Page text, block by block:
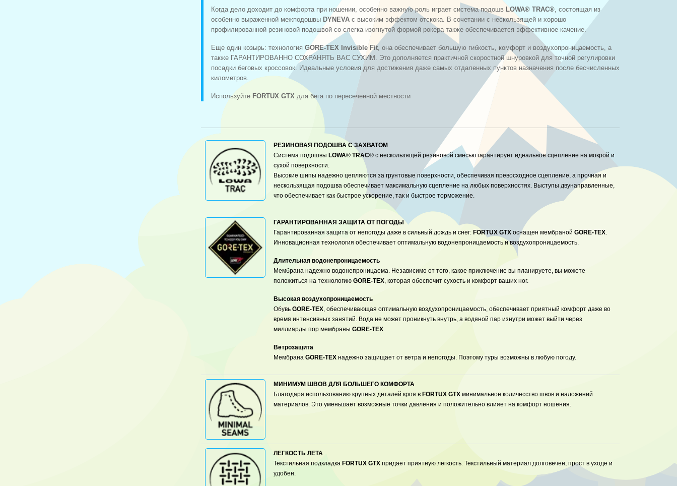
Когда дело доходит до комфорта при ношении, особенно важную роль играет система подошв LOWA® TRAC® , состоящая из
особенно выраженной межподошвы DYNEVA с высоким эффектом отскока. В сочетании с нескользящей и хорошо
профилированной резиновой подошвой со слегка изогнутой формой рокера также обеспечивается эффективное качение.
Еще один козырь: технология GORE-TEX Invisible Fit , она обеспечивает большую гибкость, комфорт и воздухопроницаемость, а
также ГАРАНТИРОВАННО СОХРАНЯТЬ ВАС СУХИМ. Это дополняется практичной скоростной шнуровкой для точной регулировки
посадки беговых кроссовок. Идеальные условия для достижения даже самых отдаленных пунктов назначения после бесчисленных
километров.
Используйте FORTUX GTX для бега по пересеченной местности
РЕЗИНОВАЯ ПОДОШВА С ЗАХВАТОМ
Система подошвы LOWA® TRAC® с нескользящей резиновой смесью гарантирует идеальное сцепление на мокрой и
сухой поверхности.
Высокие шипы надежно цепляются за грунтовые поверхности, обеспечивая превосходное сцепление, а прочная и
нескользящая подошва обеспечивает максимальную сцепление на любых поверхностях. Выступы двунаправленные,
что обеспечивает как быстрое ускорение, так и быстрое торможение.
ГАРАНТИРОВАННАЯ ЗАЩИТА ОТ ПОГОДЫ
Гарантированная защита от непогоды даже в сильный дождь и снег: FORTUX GTX оснащен мембраной GORE-TEX
Инновационная технология обеспечивает оптимальную водонепроницаемость и воздухопроницаемость.
Длительная водонепроницаемость
Мембрана надежно водонепроницаема. Независимо от того, какое приключение вы планируете, вы можете
положиться на технологию GORE-TEX , которая обеспечит сухость и комфорт ваших ног.
Высокая воздухопроницаемость
Обувь GORE-TEX , обеспечивающая оптимальную воздухопроницаемость, обеспечивает приятный комфорт даже во
время интенсивных занятий. Вода не может проникнуть внутрь, а водяной пар изнутри может выйти через
миллиарды пор мембраны GORE-TEX
Ветрозащита
Мембрана GORE-TEX надежно защищает от ветра и непогоды. Поэтому туры возможны в любую погоду.
МИНИМУМ ШВОВ ДЛЯ БОЛЬШЕГО КОМФОРТА
Благодаря использованию крупных деталей кроя в FORTUX GTX минимальное количесство швов и наложений
материалов. Это уменьшает возможные точки давления и положительно влияет на комфорт ношения.
ЛЕГКОСТЬ ЛЕТА
Текстильная подкладка FORTUX GTX придает приятную легкость. Текстильный материал долговечен, прост в уходе и
удобен.